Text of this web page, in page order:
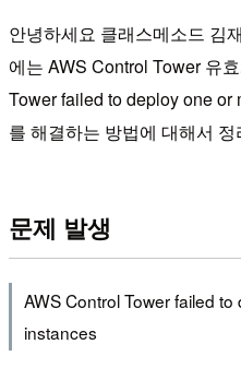
안녕하세요 클래스메소드 김
에는 AWS Control Tower 유
Tower failed to deploy one or
를 해결하는 방법에 대해서
문제 발생
AWS Control Tower failed
instances